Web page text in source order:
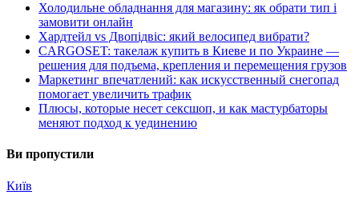
Холодильне обладнання для магазину: як обрати тип і
замовити онлайн
Хардтейл vs Двопідвіс: який велосипед вибрати?
CARGOSET: такелаж купить в Киеве и по Украине —
решения для подъема, крепления и перемещения грузов
Маркетинг впечатлений: как искусственный снегопад
помогает увеличить трафик
Плюсы, которые несет сексшоп, и как мастурбаторы
меняют подход к уединению
Ви пропустили
Київ